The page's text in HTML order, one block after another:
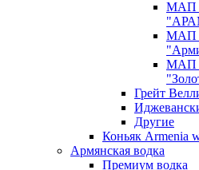
МАП
МАП
МАП
Грейт
Другие
Коньяк Armenia
Армянская водка
Премиум водка